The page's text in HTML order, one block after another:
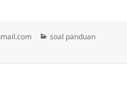
Categories
soal panduan